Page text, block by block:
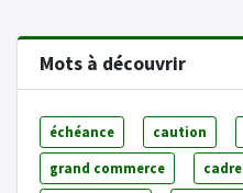
Mots à découvrir
échéance caution
grand commerce cadre